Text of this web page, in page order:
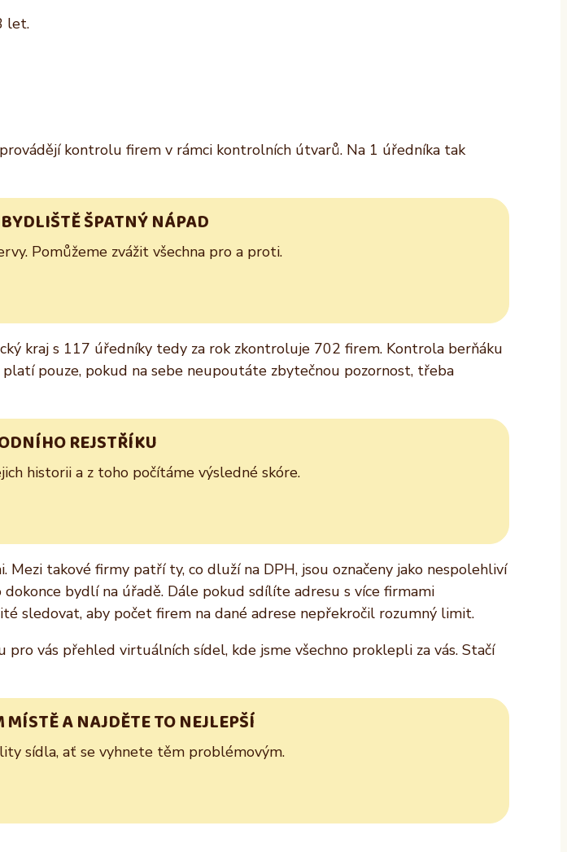
let.
kontrolu firem v rámci kontrolních útvarů. Na 1 úředníka tak
ŠPATNÝ NÁPAD
Pomůžeme zvážit všechna pro a proti.
kraj s 117 úředníky tedy za rok zkontroluje 702 firem. Kontrola berňáku
pouze, pokud na sebe neupoutáte zbytečnou pozornost, třeba
REJSTŘÍKU
historii a z toho počítáme výsledné skóre.
takové firmy patří ty, co dluží na DPH, jsou označeny jako nespolehliví
bydlí na úřadě. Dále pokud sdílíte adresu s více firmami
sledovat, aby počet firem na dané adrese nepřekročil rozumný limit.
vás přehled virtuálních sídel, kde jsme všechno proklepli za vás. Stačí
A NAJDĚTE TO NEJLEPŠÍ
sídla, ať se vyhnete těm problémovým.